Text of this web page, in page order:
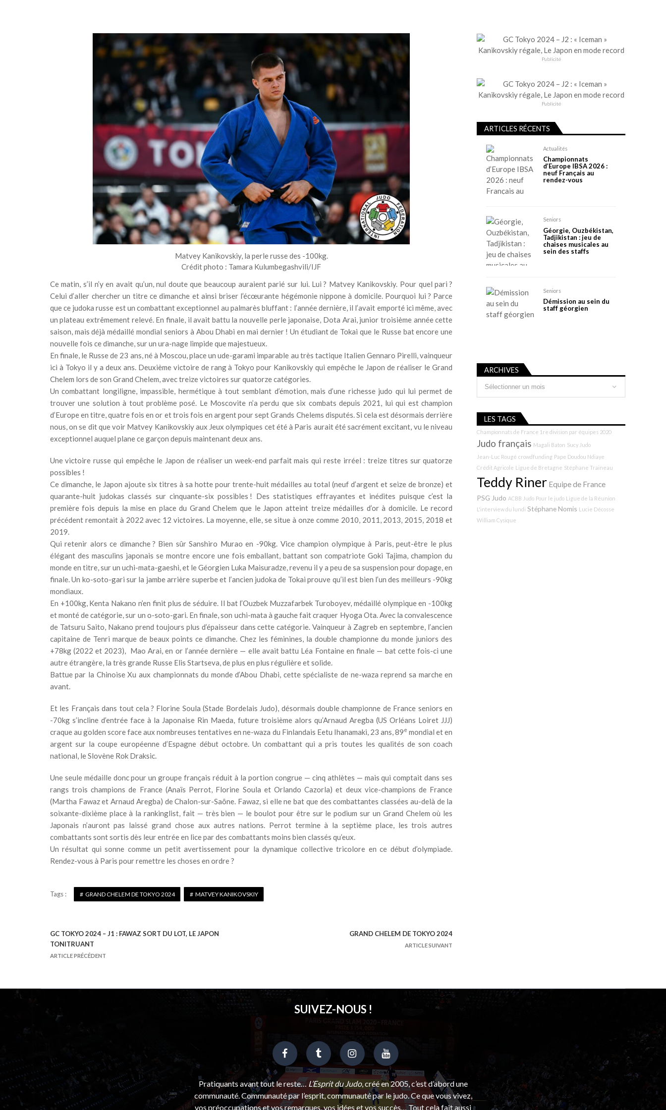
Matvey Kanikovskiy, la perle russe des -100kg.
Crédit photo : Tamara Kulumbegashvili/IJF
Ce matin, s’il n’y en avait qu’un, nul doute que beaucoup auraient parié sur lui. Lui ? Matvey Kanikovskiy. Pour quel pari ?
Celui d’aller chercher un titre ce dimanche et ainsi briser l’écœurante hégémonie nippone à domicile. Pourquoi lui ? Parce
que ce judoka russe est un combattant exceptionnel au palmarès bluffant : l’année dernière, il l’avait emporté ici même, avec
un plateau extrêmement relevé. En finale, il avait battu la nouvelle perle japonaise, Dota Arai, junior troisième année cette
saison, mais déjà médaillé mondial seniors à Abou Dhabi en mai dernier ! Un étudiant de Tokai que le Russe bat encore une
nouvelle fois ce dimanche, sur un ura-nage limpide que majestueux.
En finale, le Russe de 23 ans, né à Moscou, place un ude-garami imparable au très tactique Italien Gennaro Pirelli, vainqueur
ici à Tokyo il y a deux ans. Deuxième victoire de rang à Tokyo pour Kanikovskiy qui empêche le Japon de réaliser le Grand
Chelem lors de son Grand Chelem, avec treize victoires sur quatorze catégories.
Un combattant longiligne, impassible, hermétique à tout semblant d’émotion, mais d’une richesse judo qui lui permet de
trouver une solution à tout problème posé. Le Moscovite n’a perdu que six combats depuis 2021, lui qui est champion
d’Europe en titre, quatre fois en or et trois fois en argent pour sept Grands Chelems disputés. Si cela est désormais derrière
nous, on se dit que voir Matvey Kanikovskiy aux Jeux olympiques cet été à Paris aurait été sacrément excitant, vu le niveau
exceptionnel auquel plane ce garçon depuis maintenant deux ans.
Une victoire russe qui empêche le Japon de réaliser un week-end parfait mais qui reste irréel : treize titres sur quatorze
possibles !
Ce dimanche, le Japon ajoute six titres à sa hotte pour trente-huit médailles au total (neuf d’argent et seize de bronze) et
quarante-huit judokas classés sur cinquante-six possibles ! Des statistiques effrayantes et inédites puisque c’est la
première fois depuis la mise en place du Grand Chelem que le Japon atteint treize médailles d’or à domicile. Le record
précédent remontait à 2022 avec 12 victoires. La moyenne, elle, se situe à onze comme 2010, 2011, 2013, 2015, 2018 et
2019.
Qui retenir alors ce dimanche ? Bien sûr Sanshiro Murao en -90kg. Vice champion olympique à Paris, peut-être le plus
élégant des masculins japonais se montre encore une fois emballant, battant son compatriote Goki Tajima, champion du
monde en titre, sur un uchi-mata-gaeshi, et le Géorgien Luka Maisuradze, revenu il y a peu de sa suspension pour dopage, en
finale. Un ko-soto-gari sur la jambe arrière superbe et l’ancien judoka de Tokai prouve qu’il est bien l’un des meilleurs -90kg
mondiaux.
En +100kg, Kenta Nakano n’en finit plus de séduire. Il bat l’Ouzbek Muzzafarbek Turoboyev, médaillé olympique en -100kg
et monté de catégorie, sur un o-soto-gari. En finale, son uchi-mata à gauche fait craquer Hyoga Ota. Avec la convalescence
de Tatsuru Saito, Nakano prend toujours plus d’épaisseur dans cette catégorie. Vainqueur à Zagreb en septembre, l’ancien
capitaine de Tenri marque de beaux points ce dimanche. Chez les féminines, la double championne du monde juniors des
+78kg (2022 et 2023), Mao Arai, en or l’année dernière — elle avait battu Léa Fontaine en finale — bat cette fois-ci une
autre étrangère, la très grande Russe Elis Startseva, de plus en plus régulière et solide.
Battue par la Chinoise Xu aux championnats du monde d’Abou Dhabi, cette spécialiste de ne-waza reprend sa marche en
avant.
Et les Français dans tout cela ? Florine Soula (Stade Bordelais Judo), désormais double championne de France seniors en
-70kg s’incline d’entrée face à la Japonaise Rin Maeda, future troisième alors qu’Arnaud Aregba (US Orléans Loiret JJJ)
craque au golden score face aux nombreuses tentatives en ne-waza du Finlandais Eetu Ihanamaki, 23 ans, 89e mondial et en
argent sur la coupe européenne d’Espagne début octobre. Un combattant qui a pris toutes les qualités de son coach
national, le Slovène Rok Draksic.
Une seule médaille donc pour un groupe français réduit à la portion congrue — cinq athlètes — mais qui comptait dans ses
rangs trois champions de France (Anaïs Perrot, Florine Soula et Orlando Cazorla) et deux vice-champions de France
(Martha Fawaz et Arnaud Aregba) de Chalon-sur-Saône. Fawaz, si elle ne bat que des combattantes classées au-delà de la
soixante-dixième place à la rankinglist, fait — très bien — le boulot pour être sur le podium sur un Grand Chelem où les
Japonais n’auront pas laissé grand chose aux autres nations. Perrot termine à la septième place, les trois autres
combattants sont sortis dès leur entrée en lice par des combattants moins bien classés qu’eux.
Un résultat qui sonne comme un petit avertissement pour la dynamique collective tricolore en ce début d’olympiade.
Rendez-vous à Paris pour remettre les choses en ordre ?
Tags : GRAND CHELEM DE TOKYO 2024 MATVEY KANIKOVSKIY
N
a
i
n
d
e
GC TOKYO 2024 – J1 : FAWAZ SORT DU LOT, LE JAPON
TONITRUANT
ARTICLE PRÉCÉDENT
GRAND CHELEM DE TOKYO 2024
ARTICLE SUIVANT
Publicité
Publicité
ARTICLES RÉCENTS
Actualités
Championnats
d’Europe IBSA 2026 :
neuf Français au
rendez-vous
Seniors
Géorgie, Ouzbékistan,
Tadjikistan : jeu de
chaises musicales au
sein des staffs
Seniors
Démission au sein du
staff géorgien
ARCHIVES
LES TAGS
Championnats de France 1re division par équipes 2020
Judo français Magali Baton Sucy Judo
Jean-Luc Rougé crowdfunding Pape Doudou Ndiaye
Crédit Agricole Ligue de Bretagne Stéphane Traineau
Teddy Riner Equipe de France
PSG Judo ACBB Judo Pour le judo Ligue de la Réunion
L'interview du lundi Stéphane Nomis Lucie Décosse
William Cysique
SUIVEZ-NOUS !
Pratiquants avant tout le reste… L’Esprit du Judo, créé en 2005, c’est d’abord une
communauté. Communauté par l’esprit, communauté par le judo. Ce que vous vivez,
vos préoccupations et vos remarques, vos idées et vos succès… Tout cela fait aussi